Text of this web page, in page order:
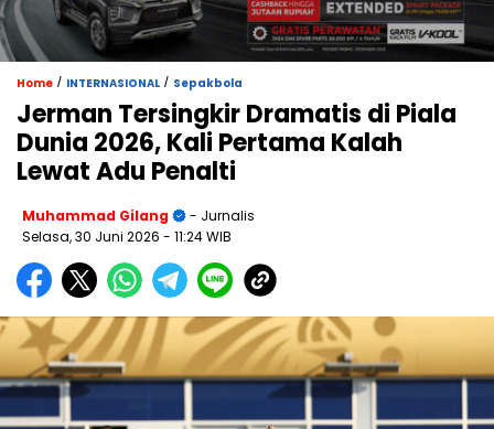
Home / INTERNASIONAL / Sepakbola
Jerman Tersingkir Dramatis di Piala
Dunia 2026, Kali Pertama Kalah
Lewat Adu Penalti
Muhammad Gilang
- Jurnalis
Selasa, 30 Juni 2026 - 11:24 WIB